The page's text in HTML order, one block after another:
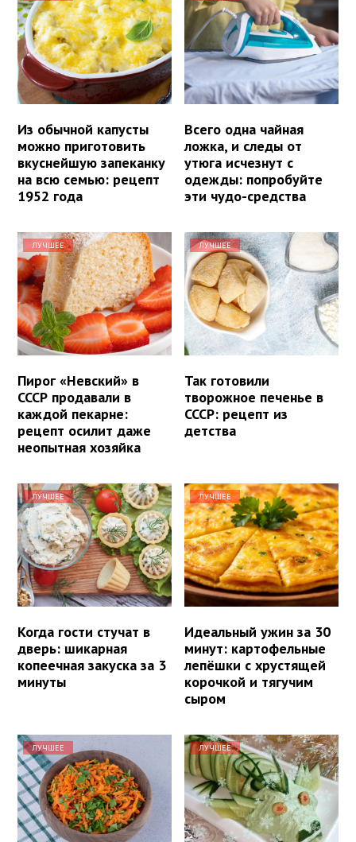
Из обычной капусты
можно приготовить
вкуснейшую запеканку
на всю семью: рецепт
1952 года
Всего одна чайная
ложка, и следы от
утюга исчезнут с
одежды: попробуйте
эти чудо-средства
ЛУЧШЕЕ
Пирог «Невский» в
СССР продавали в
каждой пекарне:
рецепт осилит даже
неопытная хозяйка
ЛУЧШЕЕ
Так готовили
творожное печенье в
СССР: рецепт из
детства
ЛУЧШЕЕ
Когда гости стучат в
дверь: шикарная
копеечная закуска за 3
минуты
ЛУЧШЕЕ
Идеальный ужин за 30
минут: картофельные
лепёшки с хрустящей
корочкой и тягучим
сыром
ЛУЧШЕЕ ЛУЧШЕЕ